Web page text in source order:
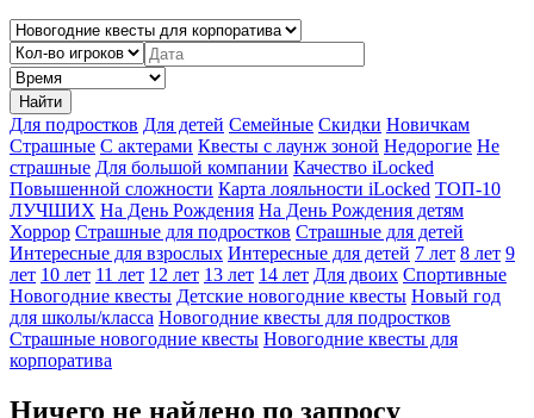
Найти
Для подростков Для детей Семейные Скидки Новичкам
Страшные С актерами Квесты с лаунж зоной Недорогие Не
страшные Для большой компании Качество iLocked
Повышенной сложности Карта лояльности iLocked ТОП-10
ЛУЧШИХ На День Рождения На День Рождения детям
Хоррор Страшные для подростков Страшные для детей
Интересные для взрослых Интересные для детей 7 лет 8 лет 9
лет 10 лет 11 лет 12 лет 13 лет 14 лет Для двоих Спортивные
Новогодние квесты Детские новогодние квесты Новый год
для школы/класса Новогодние квесты для подростков
Страшные новогодние квесты Новогодние квесты для
корпоратива
Ничего не найдено по запросу